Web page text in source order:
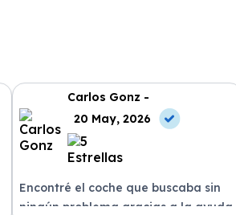
Carlos Gonz -
20 May, 2026
Encontré el coche que buscaba sin
ningún problema gracias a la ayuda